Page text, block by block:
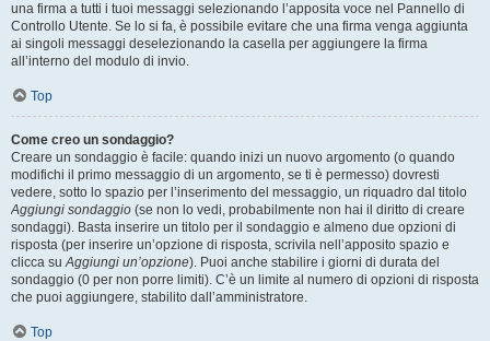
una firma a tutti i tuoi messaggi selezionando l’apposita voce nel Pannello di
Controllo Utente. Se lo si fa, è possibile evitare che una firma venga aggiunta
ai singoli messaggi deselezionando la casella per aggiungere la firma
all’interno del modulo di invio.
Top
Come creo un sondaggio?
Creare un sondaggio è facile: quando inizi un nuovo argomento (o quando
modifichi il primo messaggio di un argomento, se ti è permesso) dovresti
vedere, sotto lo spazio per l’inserimento del messaggio, un riquadro dal titolo
Aggiungi sondaggio (se non lo vedi, probabilmente non hai il diritto di creare
sondaggi). Basta inserire un titolo per il sondaggio e almeno due opzioni di
risposta (per inserire un’opzione di risposta, scrivila nell’apposito spazio e
clicca suAggiungi un’opzione). Puoi anche stabilire i giorni di durata del
sondaggio (0 per non porre limiti). C’è un limite al numero di opzioni di risposta
che puoi aggiungere, stabilito dall’amministratore.
Top